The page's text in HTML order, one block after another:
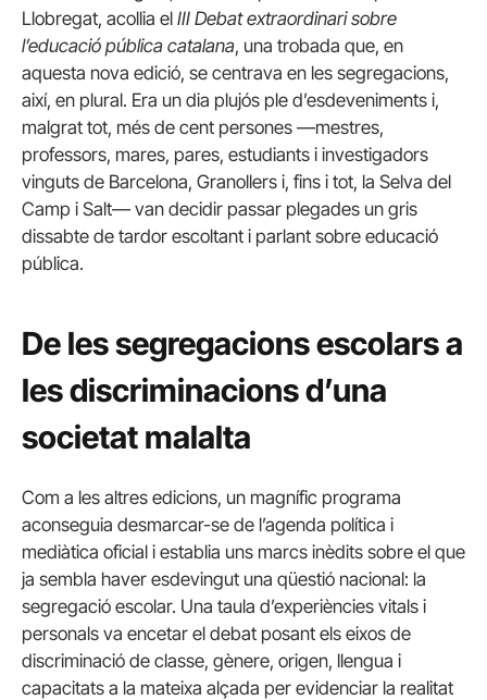
Llobregat, acollia el III Debat extraordinari sobre
l’educació pública catalana, una trobada que, en
aquesta nova edició, se centrava en les segregacions,
així, en plural. Era un dia plujós ple d’esdeveniments i,
malgrat tot, més de cent persones —mestres,
professors, mares, pares, estudiants i investigadors
vinguts de Barcelona, Granollers i, fins i tot, la Selva del
Camp i Salt— van decidir passar plegades un gris
dissabte de tardor escoltant i parlant sobre educació
pública.
De les segregacions escolars a
les discriminacions d’una
societat malalta
Com a les altres edicions, un magnífic programa
aconseguia desmarcar-se de l’agenda política i
mediàtica oficial i establia uns marcs inèdits sobre el que
ja sembla haver esdevingut una qüestió nacional: la
segregació escolar. Una taula d’experiències vitals i
personals va encetar el debat posant els eixos de
discriminació de classe, gènere, origen, llengua i
capacitats a la mateixa alçada per evidenciar la realitat